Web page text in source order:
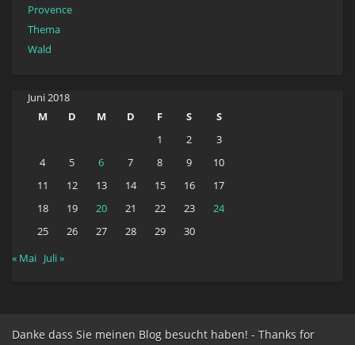
Provence
Thema
Wald
Juni 2018
M
D M D F S
S
1
2
3
4
5 6 7 8 9
10
11
12 13 14 15 16
17
18
19 20 21 22 23
24
25
26 27 28 29
30
« Mai Juli »
Danke dass Sie meinen Blog besucht haben! - Thanks for